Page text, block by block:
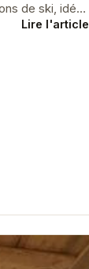
de ski, idéal
Lire l'article